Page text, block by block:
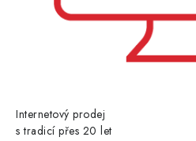
Internetový prodej
s tradicí přes 20 let